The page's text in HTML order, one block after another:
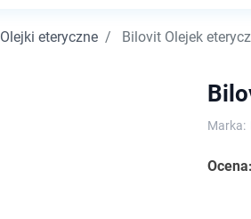
Olejki eteryczne Bilovit Olejek
Marka:
Ocena: